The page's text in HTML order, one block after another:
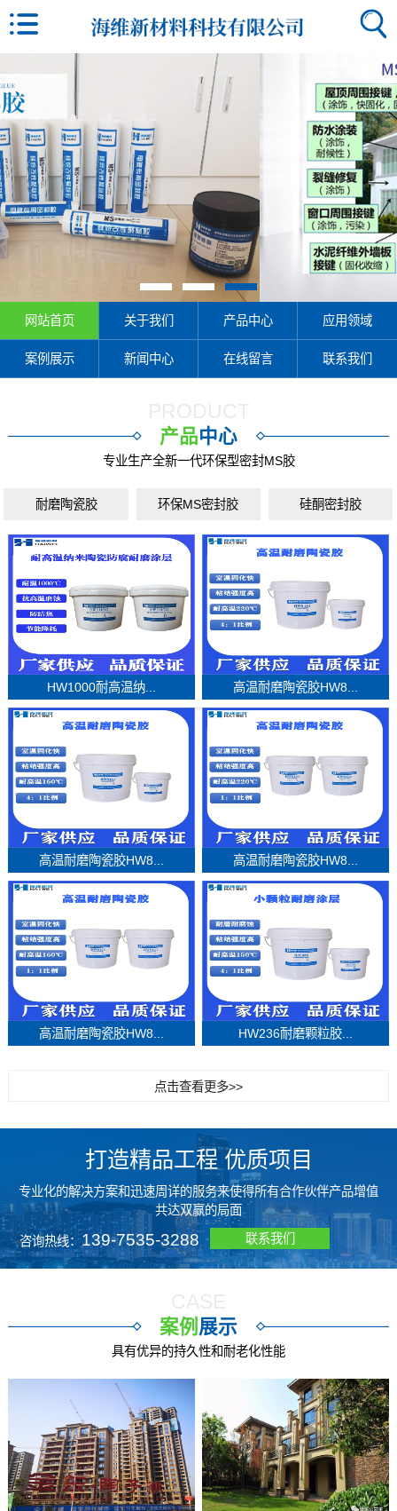
网站首页 关于我们 产品中心 应用领域
案例展示 新闻中心 在线留言 联系我们
产品中心
专业生产全新一代环保型密封MS胶
耐磨陶瓷胶 环保MS密封胶 硅酮密封胶
HW1000耐高温纳... 高温耐磨陶瓷胶HW8...
高温耐磨陶瓷胶HW8... 高温耐磨陶瓷胶HW8...
高温耐磨陶瓷胶HW8... HW236耐磨颗粒胶...
点击查看更多>>
打造精品工程 优质项目
专业化的解决方案和迅速周详的服务来使得所有合作伙伴产品增值
共达双赢的局面
咨询热线：139-7535-3288 联系我们
案例 展示
具有优异的持久性和耐老化性能